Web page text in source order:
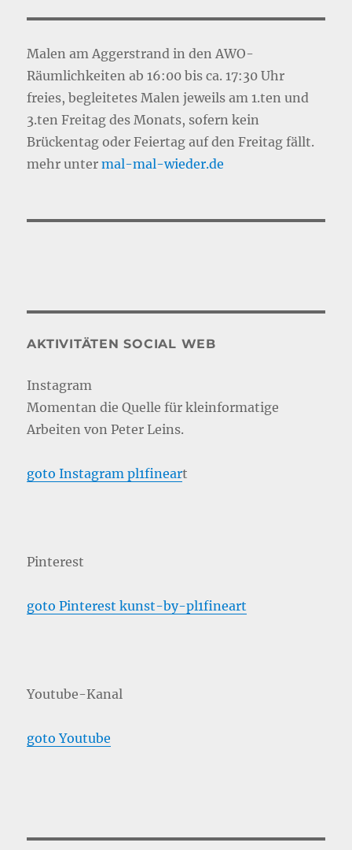
Malen am Aggerstrand in den AWO-
Räumlichkeiten ab 16:00 bis ca. 17:30 Uhr
freies, begleitetes Malen jeweils am 1.ten und
3.ten Freitag des Monats, sofern kein
Brückentag oder Feiertag auf den Freitag fällt.
mehr untermal-mal-wieder.de
AKTIVITÄTEN SOCIAL WEB
Instagram
Momentan die Quelle für kleinformatige
Arbeiten von Peter Leins.
goto Instagram pl1fineart
Pinterest
goto Pinterest kunst-by-pl1fineart
Youtube-Kanal
goto Youtube